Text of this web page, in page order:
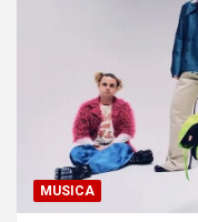
MUSICA